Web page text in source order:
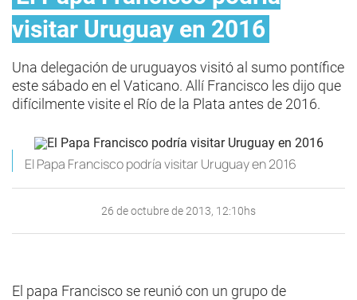
visitar Uruguay en 2016
Una delegación de uruguayos visitó al sumo pontífice
este sábado en el Vaticano. Allí Francisco les dijo que
difícilmente visite el Río de la Plata antes de 2016.
El Papa Francisco podría visitar Uruguay en 2016
26 de octubre de 2013, 12:10hs
El papa Francisco se reunió con un grupo de